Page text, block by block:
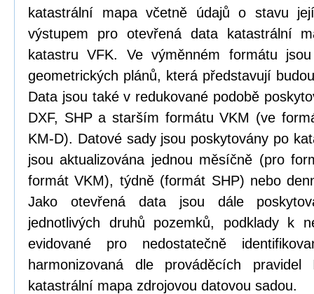
katastrální mapa včetně údajů o stavu
výstupem pro otevřená data katastrální
katastru VFK. Ve výměnném formátu
geometrických plánů, která představují
Data jsou také v redukované podobě
DXF, SHP a starším formátu VKM (ve
KM-D). Datové sady jsou poskytovány po
jsou aktualizována jednou měsíčně (pro
formát VKM), týdně (formát SHP) nebo
Jako otevřená data jsou dále
jednotlivých druhů pozemků, podklady k
evidované pro nedostatečně
harmonizovaná dle prováděcích
katastrální mapa zdrojovou datovou sadou.